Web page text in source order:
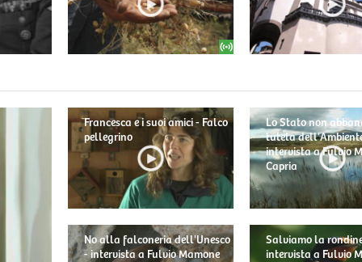
Francesca e i suoi amici - Falco
pellegrino
No alla falconeria dell'Unesco
- intervista a Fulvio Mamone
Lo Stato non
tutela
intervista a Fulvio
Capria
Salviamo la
intervista a Fulvio